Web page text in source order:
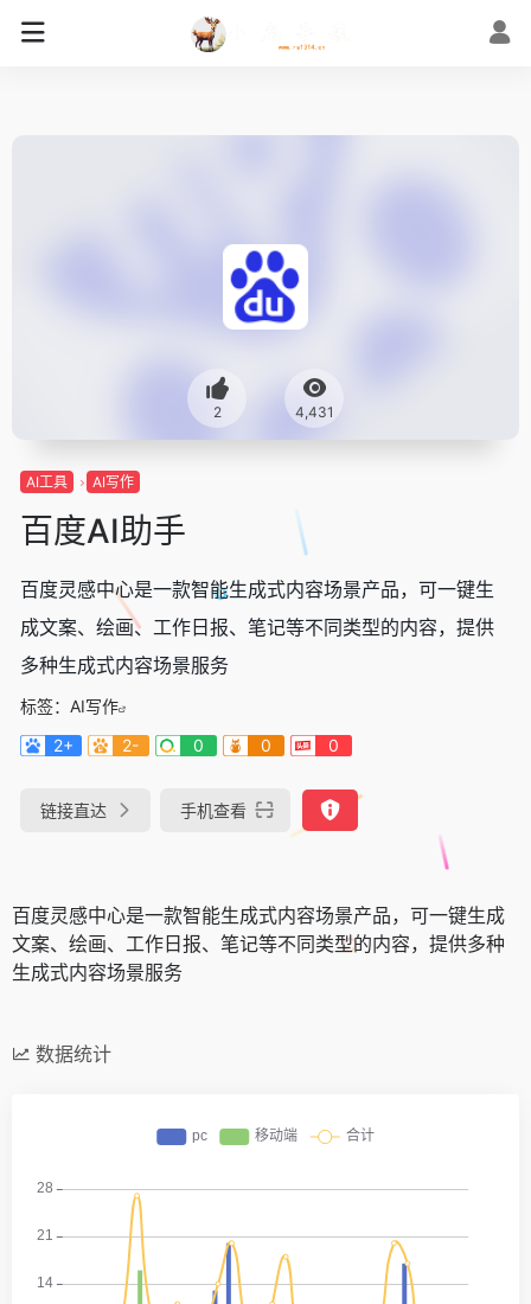
2 4,431
AI工具 AI写作
百度AI助手
百度灵感中心是一款智能生成式内容场景产品，可一键生
成文案、绘画、工作日报、笔记等不同类型的内容，提供
多种生成式内容场景服务
标签： AI写作
2+
2- 0 0 0
链接直达 手机查看
百度灵感中心是一款智能生成式内容场景产品，可一键生成
文案、绘画、工作日报、笔记等不同类型的内容，提供多种
生成式内容场景服务
数据统计